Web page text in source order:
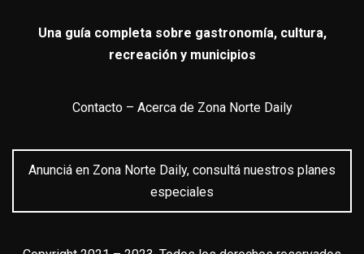
Una guía completa sobre gastronomía, cultura,
recreación y municipios
Contacto– Acerca de Zona Norte Daily
Anunciá en Zona Norte Daily, consultá nuestros planes
especiales